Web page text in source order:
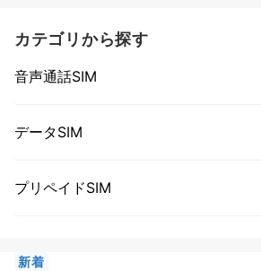
カテゴリから探す
音声通話SIM
データSIM
プリペイドSIM
新着